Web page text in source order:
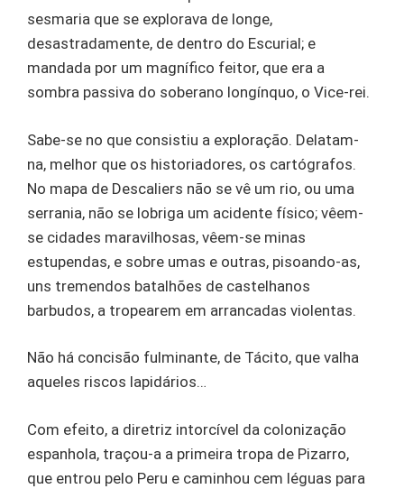
sesmaria que se explorava de longe,
desastradamente, de dentro do Escurial; e
mandada por um magnífico feitor, que era a
sombra passiva do soberano longínquo, o Vice-rei.
Sabe-se no que consistiu a exploração. Delatam-
na, melhor que os historiadores, os cartógrafos.
No mapa de Descaliers não se vê um rio, ou uma
serrania, não se lobriga um acidente físico; vêem-
se cidades maravilhosas, vêem-se minas
estupendas, e sobre umas e outras, pisoando-as,
uns tremendos batalhões de castelhanos
barbudos, a tropearem em arrancadas violentas.
Não há concisão fulminante, de Tácito, que valha
aqueles riscos lapidários…
Com efeito, a diretriz intorcível da colonização
espanhola, traçou-a a primeira tropa de Pizarro,
que entrou pelo Peru e caminhou cem léguas para